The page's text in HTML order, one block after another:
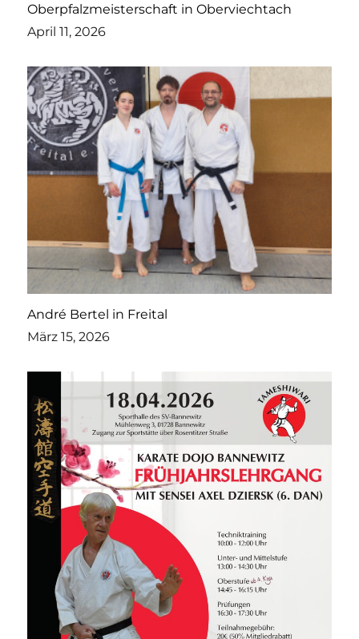
Oberpfalzmeisterschaft in Oberviechtach
April 11, 2026
André Bertel in Freital
März 15, 2026